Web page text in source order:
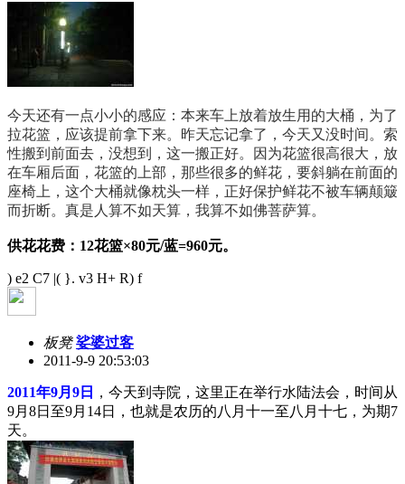
今天还有一点小小的感应：本来车上放着放生用的大桶，为了
拉花篮，应该提前拿下来。昨天忘记拿了，今天又没时间。索
性搬到前面去，没想到，这一搬正好。因为花篮很高很大，放
在车厢后面，花篮的上部，那些很多的鲜花，要斜躺在前面的
座椅上，这个大桶就像枕头一样，正好保护鲜花不被车辆颠簸
而折断。真是人算不如天算，我算不如佛菩萨算。
供花花费：12花篮×80元/蓝=960元。
) e2 C7 |( }. v3 H+ R) f
板凳 娑婆过客
2011-9-9 20:53:03
2011年9月9日
，今天到寺院，这里正在举行水陆法会，时间从
9月8日至9月14日，也就是农历的八月十一至八月十七，为期7
天。